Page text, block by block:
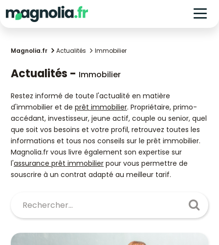
Magnolia.fr Actualités Immobilier
Actualités - Immobilier
Restez informé de toute l'actualité en matière
d'immobilier et de prêt immobilier. Propriétaire, primo-
accédant, investisseur, jeune actif, couple ou senior, quel
que soit vos besoins et votre profil, retrouvez toutes les
informations et tous nos conseils sur le prêt immobilier.
Magnolia.fr vous livre également son expertise sur
l'assurance prêt immobilier pour vous permettre de
souscrire à un contrat adapté au meilleur tarif.